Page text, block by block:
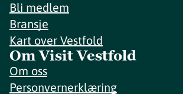
Bli medlem
Bransje
Kart over Vestfold
Om Visit Vestfold
Om oss
Personvernerklæring